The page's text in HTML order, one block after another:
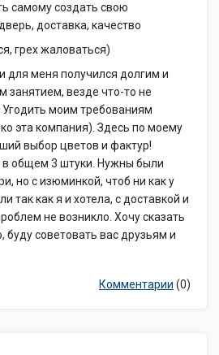
самому создать свою
доставка, качество
грех жаловаться)
для меня получился долгим и
занятием, везде что-то не
Угодить моим требованиям
эта компания). Здесь по моему
выбор цветов и фактур!
в общем 3 штуки. Нужны были
но с изюминкой, чтоб ни как у
так как я и хотела, с доставкой и
не возникло. Хочу сказать
буду советовать вас друзьям и
Комментарии (0)